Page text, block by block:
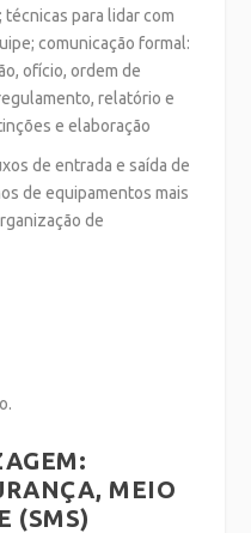
para lidar com
comunicação formal:
ofício, ordem de
relatório e
e elaboração
de entrada e saída de
de equipamentos mais
de
MEIO
(SMS)